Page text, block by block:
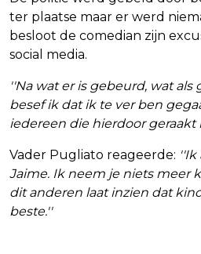
ter plaatse maar er werd
besloot de comedian zijn
social media.
''Na wat er is gebeurd, wat als
besef ik dat ik te ver ben
iedereen die hierdoor geraakt
Vader Pugliato reageerde: ''Ik
Jaime. Ik neem je niets meer
dit anderen laat inzien dat
beste.''